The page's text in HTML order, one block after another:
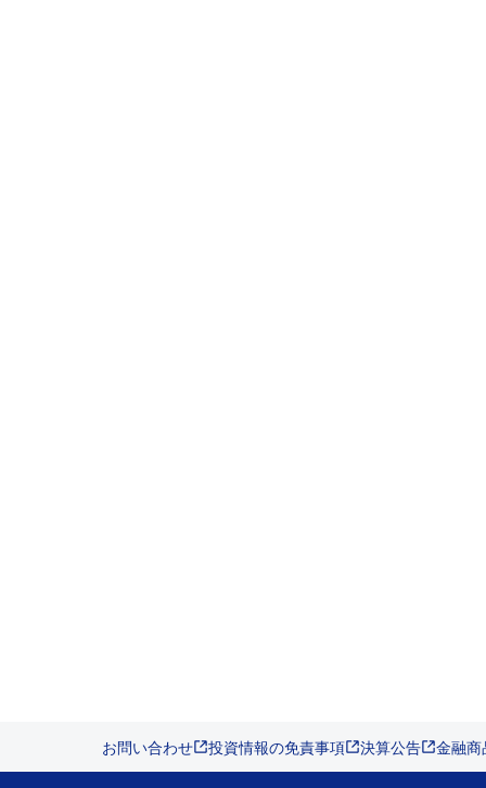
お問い合わせ 投資情報の免責事項 決算公告 金融